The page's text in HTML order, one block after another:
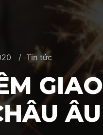
Tin tức
ÂU